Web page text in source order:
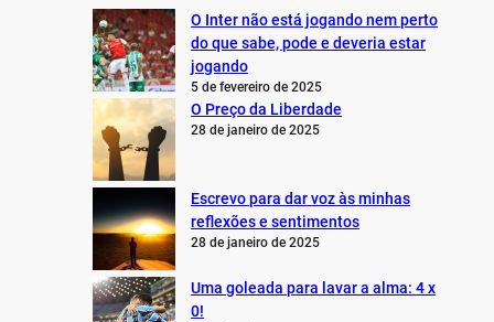
O Inter não está jogando nem perto
do que sabe, pode e deveria estar
jogando
5 de fevereiro de 2025
O Preço da Liberdade
28 de janeiro de 2025
Escrevo para dar voz às minhas
reflexões e sentimentos
28 de janeiro de 2025
Uma goleada para lavar a alma: 4 x
0!